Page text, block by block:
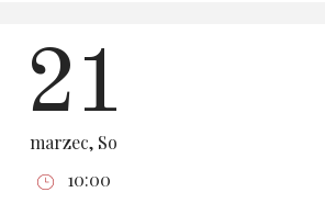
21
marzec, So
10:00